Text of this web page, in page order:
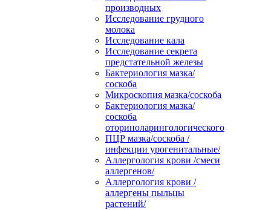
производных
Исследование грудного
молока
Исследование кала
Исследование секрета
предстательной железы
Бактериология мазка/
соскоба
Микроскопия мазка/соскоба
Бактериология мазка/
соскоба
оториноларингологического
ПЦР мазка/соскоба /
инфекции урогенитальные/
Аллергология крови /смеси
аллергенов/
Аллергология крови /
аллергены пыльцы
растений/